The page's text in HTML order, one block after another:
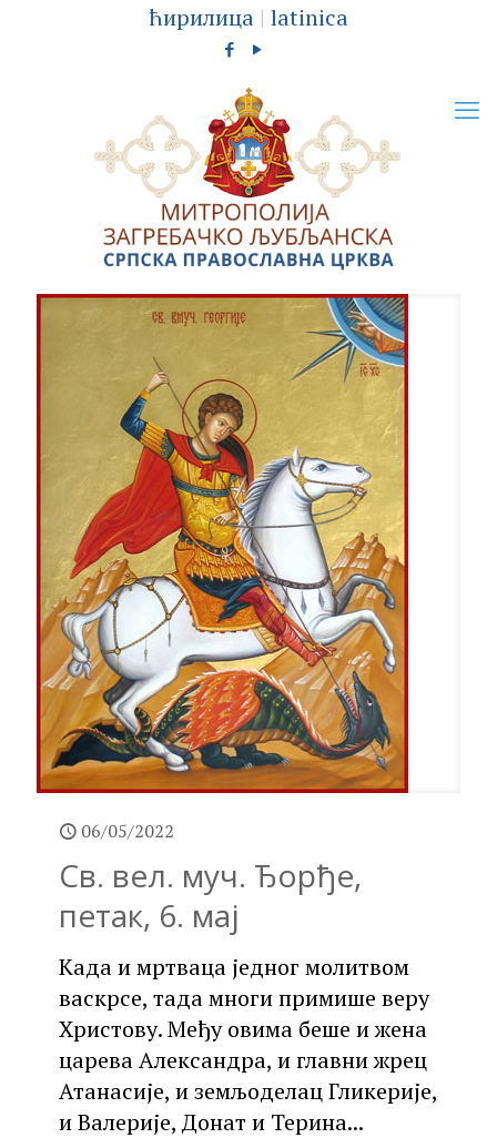
ћирилица | latinica
06/05/2022
Св. вел. муч. Ђорђе,
петак, 6. мај
Када и мртваца једног молитвом
васкрсе, тада многи примише веру
Христову. Међу овима беше и жена
царева Александра, и главни жрец
Атанасије, и земљоделац Гликерије,
и Валерије, Донат и Терина...